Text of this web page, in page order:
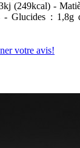
(249kcal) -
- Glucides : 1,8g
votre avis!